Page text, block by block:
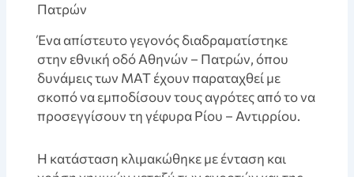
Πατρών
Ένα απίστευτο γεγονός διαδραματίστηκε
στην εθνική οδό Αθηνών – Πατρών, όπου
δυνάμεις των ΜΑΤ έχουν παραταχθεί με
σκοπό να εμποδίσουν τους αγρότες από το να
προσεγγίσουν τη γέφυρα Ρίου – Αντιρρίου.
Η κατάσταση κλιμακώθηκε με ένταση και